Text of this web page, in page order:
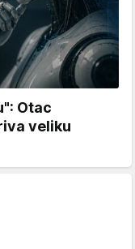
Otac
veliku